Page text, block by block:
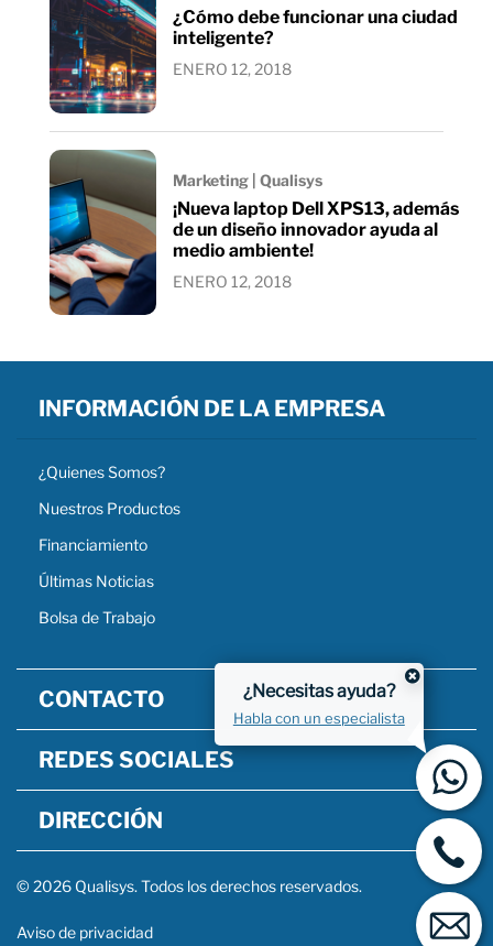
¿Necesitas ayuda?
Habla con un especialista
¿Cómo debe funcionar una ciudad
inteligente?
ENERO 12, 2018
Marketing | Qualisys
¡Nueva laptop Dell XPS13, además
de un diseño innovador ayuda al
medio ambiente!
ENERO 12, 2018
INFORMACIÓN DE LA EMPRESA
¿Quienes Somos?
Nuestros Productos
Financiamiento
Últimas Noticias
Bolsa de Trabajo
CONTACTO
REDES SOCIALES
DIRECCIÓN
© 2026 Qualisys. Todos los derechos reservados.
Aviso de privacidad